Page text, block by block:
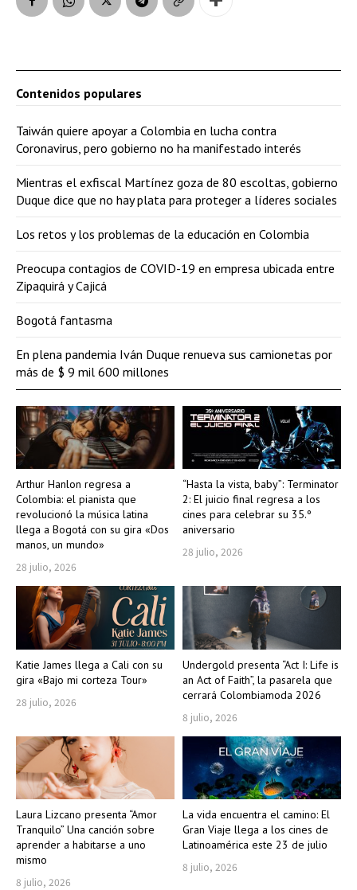
Arthur Hanlon regresa a
Colombia: el pianista que
revolucionó la música latina
llega a Bogotá con su gira «Dos
manos, un mundo»
28 julio, 2026
“Hasta la vista, baby”: Terminator
2: El juicio final regresa a los
cines para celebrar su 35.º
aniversario
28 julio, 2026
Katie James llega a Cali con su
gira «Bajo mi corteza Tour»
28 julio, 2026
Undergold presenta “Act I: Life is
an Act of Faith”, la pasarela que
cerrará Colombiamoda 2026
8 julio, 2026
Laura Lizcano presenta “Amor
Tranquilo” Una canción sobre
aprender a habitarse a uno
mismo
8 julio, 2026
La vida encuentra el camino: El
Gran Viaje llega a los cines de
Latinoamérica este 23 de julio
8 julio, 2026
Contenidos populares
Taiwán quiere apoyar a Colombia en lucha contra
Coronavirus, pero gobierno no ha manifestado interés
Mientras el exfiscal Martínez goza de 80 escoltas, gobierno
Duque dice que no hay plata para proteger a líderes sociales
Los retos y los problemas de la educación en Colombia
Preocupa contagios de COVID-19 en empresa ubicada entre
Zipaquirá y Cajicá
Bogotá fantasma
En plena pandemia Iván Duque renueva sus camionetas por
más de $ 9 mil 600 millones